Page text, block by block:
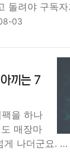
돌려야 구독
03
끼는 7
을 하나
매장마
게 나더군요. …